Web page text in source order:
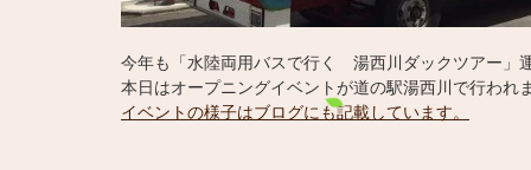
今年も「水陸両用バスで行く 湯西川ダックツアー」
本日はオープニングイベントが道の駅湯西川で行われ
イベントの様子はブログにも記載しています。